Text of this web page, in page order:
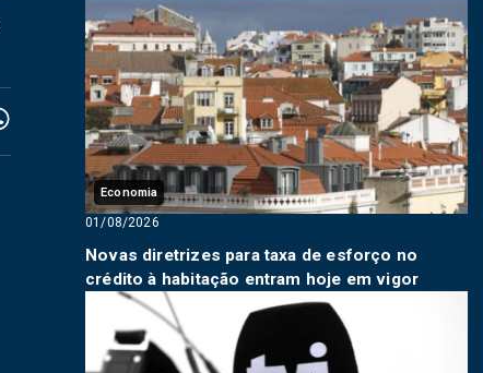
Economia
01/08/2026
Novas diretrizes para taxa de esforço no
crédito à habitação entram hoje em vigor